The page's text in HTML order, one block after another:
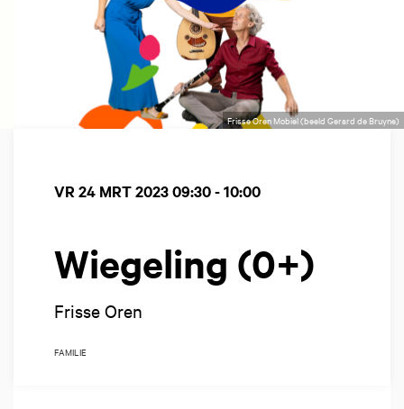
Frisse Oren Mobiel (beeld Gerard de Bruyne)
Wiegeling (0+)
Frisse Oren
VR 24 MRT 202309:30 - 10:00
FAMILIE